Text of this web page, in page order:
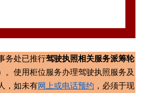
务处已推行驾驶执照相关服务派筹轮
。使用柜位服务办理驾驶执照服务及
，如未有网上或电话预约 ，必须于现